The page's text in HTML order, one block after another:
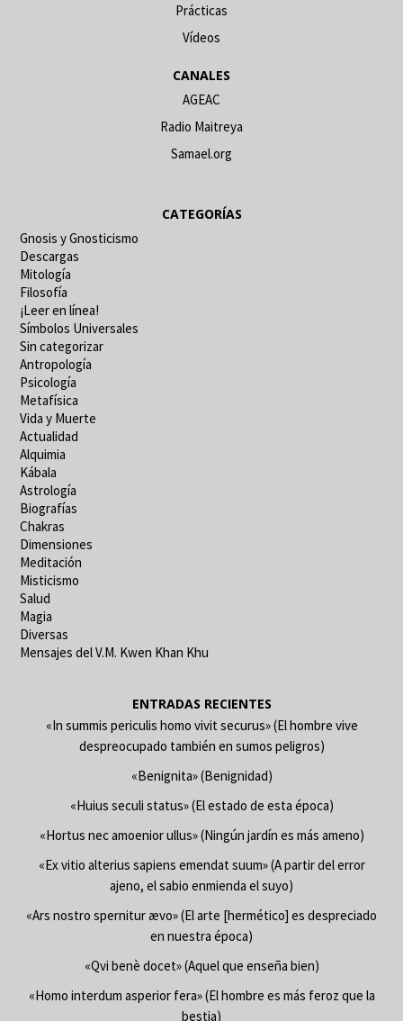
Prácticas
Vídeos
CANALES
AGEAC
Radio Maitreya
Samael.org
CATEGORÍAS
Gnosis y Gnosticismo
Descargas
Mitología
Filosofía
¡Leer en línea!
Símbolos Universales
Sin categorizar
Antropología
Psicología
Metafísica
Vida y Muerte
Actualidad
Alquimia
Kábala
Astrología
Biografías
Chakras
Dimensiones
Meditación
Misticismo
Salud
Magia
Diversas
Mensajes del V.M. Kwen Khan Khu
ENTRADAS RECIENTES
«In summis periculis homo vivit securus» (El hombre vive
despreocupado también en sumos peligros)
«Benignita» (Benignidad)
«Huius seculi status» (El estado de esta época)
«Hortus nec amoenior ullus» (Ningún jardín es más ameno)
«Ex vitio alterius sapiens emendat suum» (A partir del error
ajeno, el sabio enmienda el suyo)
«Ars nostro spernitur ævo» (El arte [hermético] es despreciado
en nuestra época)
«Qvi benè docet» (Aquel que enseña bien)
«Homo interdum asperior fera» (El hombre es más feroz que la
bestia)